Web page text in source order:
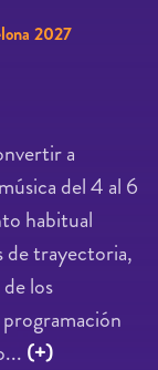
2027
a
del 4 al 6
habitual
de trayectoria,
los
(+)